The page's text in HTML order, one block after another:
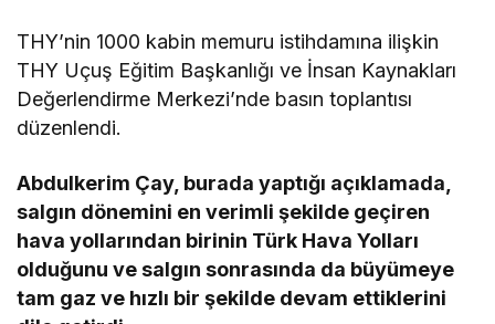
THY’nin 1000 kabin memuru istihdamına ilişkin
THY Uçuş Eğitim Başkanlığı ve İnsan Kaynakları
Değerlendirme Merkezi’nde basın toplantısı
düzenlendi.
Abdulkerim Çay, burada yaptığı açıklamada,
salgın dönemini en verimli şekilde geçiren
hava yollarından birinin Türk Hava Yolları
olduğunu ve salgın sonrasında da büyümeye
tam gaz ve hızlı bir şekilde devam ettiklerini